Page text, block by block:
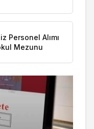
Personel Alımı
Mezunu